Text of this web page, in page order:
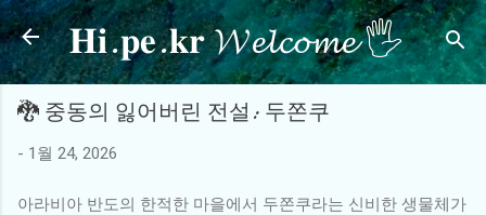
기본 콘텐츠로 건너뛰기
𝐇𝐢.𝐩𝐞.𝐤𝐫 𝓦𝓮𝓵𝓬𝓸𝓶𝓮 🖐
🐉 중동의 잃어버린 전설: 두쫀쿠
- 1월 24, 2026
아라비아 반도의 한적한 마을에서 두쫀쿠라는 신비한 생물체가